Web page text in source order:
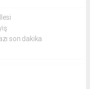
son dakika